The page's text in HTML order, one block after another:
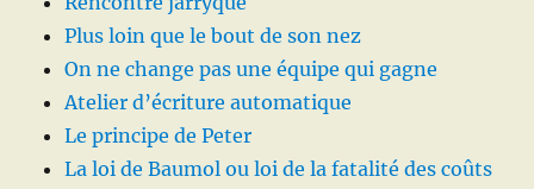
Plus loin que le bout de son nez
On ne change pas une équipe qui gagne
Atelier d’écriture automatique
Le principe de Peter
La loi de Baumol ou loi de la fatalité des coûts